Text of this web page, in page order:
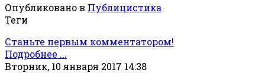
Опубликовано в Публицистика
Теги
Станьте первым комментатором!
Подробнее ...
Вторник, 10 января 2017 14:38